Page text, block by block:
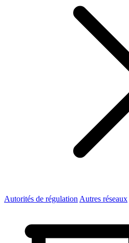
Autorités de régulation Autres réseaux